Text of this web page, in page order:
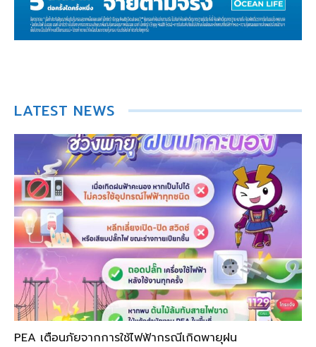
LATEST NEWS
PEA เตือนภัยจากการใช้ไฟฟ้ากรณีเกิดพายุฝน